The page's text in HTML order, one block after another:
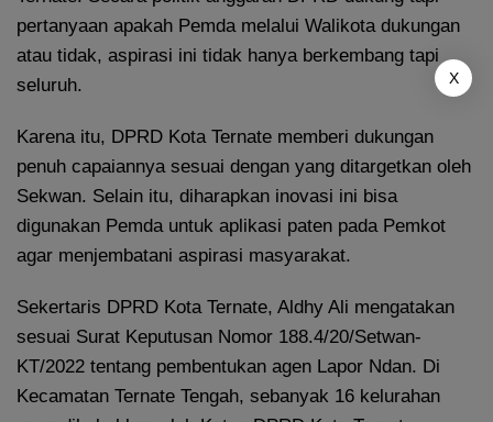
pertanyaan apakah Pemda melalui Walikota dukungan
atau tidak, aspirasi ini tidak hanya berkembang tapi
seluruh.
Karena itu, DPRD Kota Ternate memberi dukungan
penuh capaiannya sesuai dengan yang ditargetkan oleh
Sekwan. Selain itu, diharapkan inovasi ini bisa
digunakan Pemda untuk aplikasi paten pada Pemkot
agar menjembatani aspirasi masyarakat.
Sekertaris DPRD Kota Ternate, Aldhy Ali mengatakan
sesuai Surat Keputusan Nomor 188.4/20/Setwan-
KT/2022 tentang pembentukan agen Lapor Ndan. Di
Kecamatan Ternate Tengah, sebanyak 16 kelurahan
X